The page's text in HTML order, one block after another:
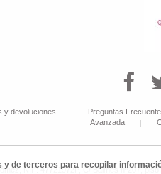
y devoluciones Preguntas
Avanzada
NIF: 47721972P, C/ Balmes nº207,
de terceros para recopilar